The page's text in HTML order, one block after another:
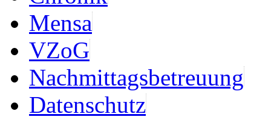
Mensa
VZoG
Nachmittagsbetreuung
Datenschutz